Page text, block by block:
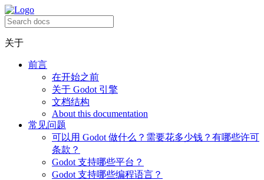
关于
前言
在开始之前
关于 Godot 引擎
文档结构
About this documentation
常见问题
可以用 Godot 做什么？需要花多少钱？有哪些许可
条款？
Godot 支持哪些平台？
Godot 支持哪些编程语言？